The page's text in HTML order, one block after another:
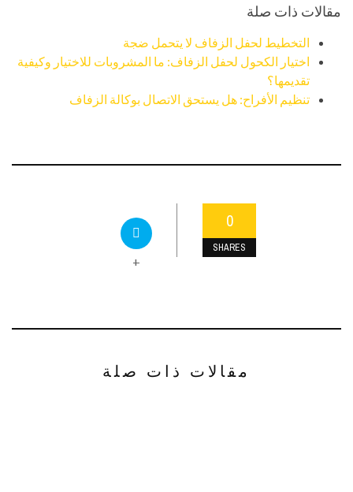
مقالات ذات صلة
التخطيط لحفل الزفاف لا يتحمل ضجة
اختيار الكحول لحفل الزفاف: ما المشروبات للاختيار وكيفية
تقديمها؟
تنظيم الأفراح: هل يستحق الاتصال بوكالة الزفاف
0
SHARES
+
مقالات ذات صلة